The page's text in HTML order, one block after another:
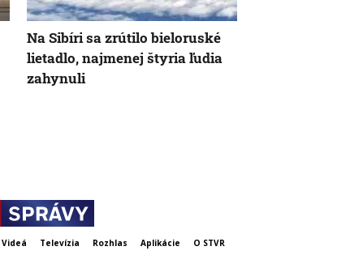
Na Sibíri sa zrútilo bieloruské
lietadlo, najmenej štyria ľudia
zahynuli
Videá Televízia Rozhlas Aplikácie O STVR